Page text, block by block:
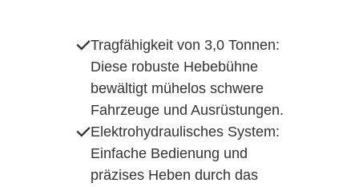
Tragfähigkeit von 3,0 Tonnen:
Diese robuste Hebebühne
bewältigt mühelos schwere
Fahrzeuge und Ausrüstungen.
Elektrohydraulisches System:
Einfache Bedienung und
präzises Heben durch das